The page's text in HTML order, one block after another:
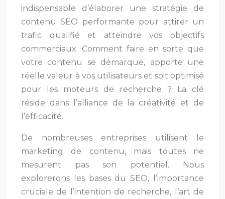
indispensable d’élaborer une stratégie de
contenu SEO performante pour attirer un
trafic qualifié et atteindre vos objectifs
commerciaux. Comment faire en sorte que
votre contenu se démarque, apporte une
réelle valeur à vos utilisateurs et soit optimisé
pour les moteurs de recherche ? La clé
réside dans l’alliance de la créativité et de
l’efficacité.
De nombreuses entreprises utilisent le
marketing de contenu, mais toutes ne
mesurent pas son potentiel. Nous
explorerons les bases du SEO, l’importance
cruciale de l’intention de recherche, l’art de